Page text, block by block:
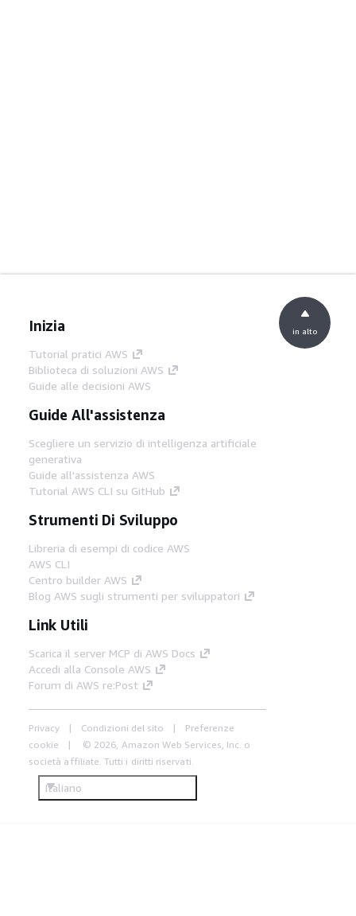
Inizia
Tutorial pratici AWS
Biblioteca di soluzioni AWS
Guide alle decisioni AWS
Guide All'assistenza
Scegliere un servizio di intelligenza artificiale
generativa
Guide all'assistenza AWS
Tutorial AWS CLI su GitHub
Strumenti Di Sviluppo
Libreria di esempi di codice AWS
AWS CLI
Centro builder AWS
Blog AWS sugli strumenti per sviluppatori
Link Utili
Scarica il server MCP di AWS Docs
Accedi alla Console AWS
Forum di AWS re:Post
Privacy Condizioni del sito
Preferenze
cookie
© 2026, Amazon Web Services, Inc. o
società affiliate. Tutti i diritti riservati.
Italiano
in alto